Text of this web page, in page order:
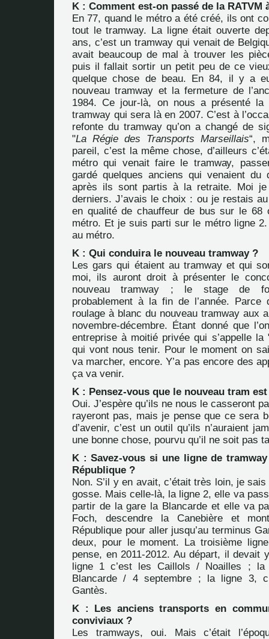
K : Comment est-on passé de la RATVM
En 77, quand le métro a été créé, ils ont
tout le tramway. La ligne était ouverte
ans, c’est un tramway qui venait de
avait beaucoup de mal à trouver les
puis il fallait sortir un petit peu de ce
quelque chose de beau. En 84, il y a
nouveau tramway et la fermeture de
1984. Ce jour-là, on nous a présenté la
tramway qui sera là en 2007. C’est à
refonte du tramway qu’on a changé de
"La Régie des Transports Marseillais“,
pareil, c’est la même chose, d’ailleurs
métro qui venait faire le tramway,
gardé quelques anciens qui venaient du
après ils sont partis à la retraite. Moi
derniers. J’avais le choix : ou je restais
en qualité de chauffeur de bus sur le 68
métro. Et je suis parti sur le métro ligne
au métro.
K : Qui conduira le nouveau tramway ?
Les gars qui étaient au tramway et qui
moi, ils auront droit à présenter le
nouveau tramway ; le stage de
probablement à la fin de l’année. Parce
roulage à blanc du nouveau tramway aux
novembre-décembre. Étant donné que
entreprise à moitié privée qui s’appelle la
qui vont nous tenir. Pour le moment on
va marcher, encore. Y’a pas encore des
ça va venir.
K : Pensez-vous que le nouveau tram
Oui. J’espère qu’ils ne nous le casseront
rayeront pas, mais je pense que ce sera
d’avenir, c’est un outil qu’ils n’auraient
une bonne chose, pourvu qu’il ne soit pas
K : Savez-vous si une ligne de
République ?
Non. S’il y en avait, c’était très loin, je
gosse. Mais celle-là, la ligne 2, elle va
partir de la gare la Blancarde et elle va
Foch, descendre la Canebière et
République pour aller jusqu’au terminus
deux, pour le moment. La troisième
pense, en 2011-2012. Au départ, il devait
ligne 1 c’est les Caillols / Noailles ; la
Blancarde / 4 septembre ; la ligne 3,
Gantès.
K : Les anciens transports en
conviviaux ?
Les tramways, oui. Mais c’était